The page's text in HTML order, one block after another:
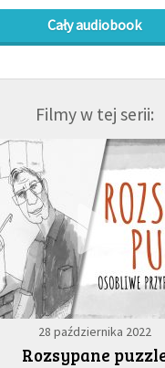
Cały audiobook
Filmy w tej serii:
28 października 2022
Rozsypane